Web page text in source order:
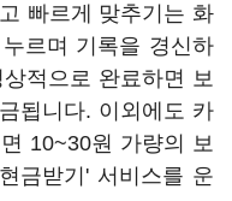
빠르게 맞추기는 화
르며 기록을 경신하
적으로 완료하면 보
됩니다. 이외에도 카
10~30원 가량의 보
금받기' 서비스를 운